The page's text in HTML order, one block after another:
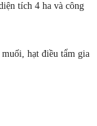
tích 4 ha và công
hạt điều tẩm gia